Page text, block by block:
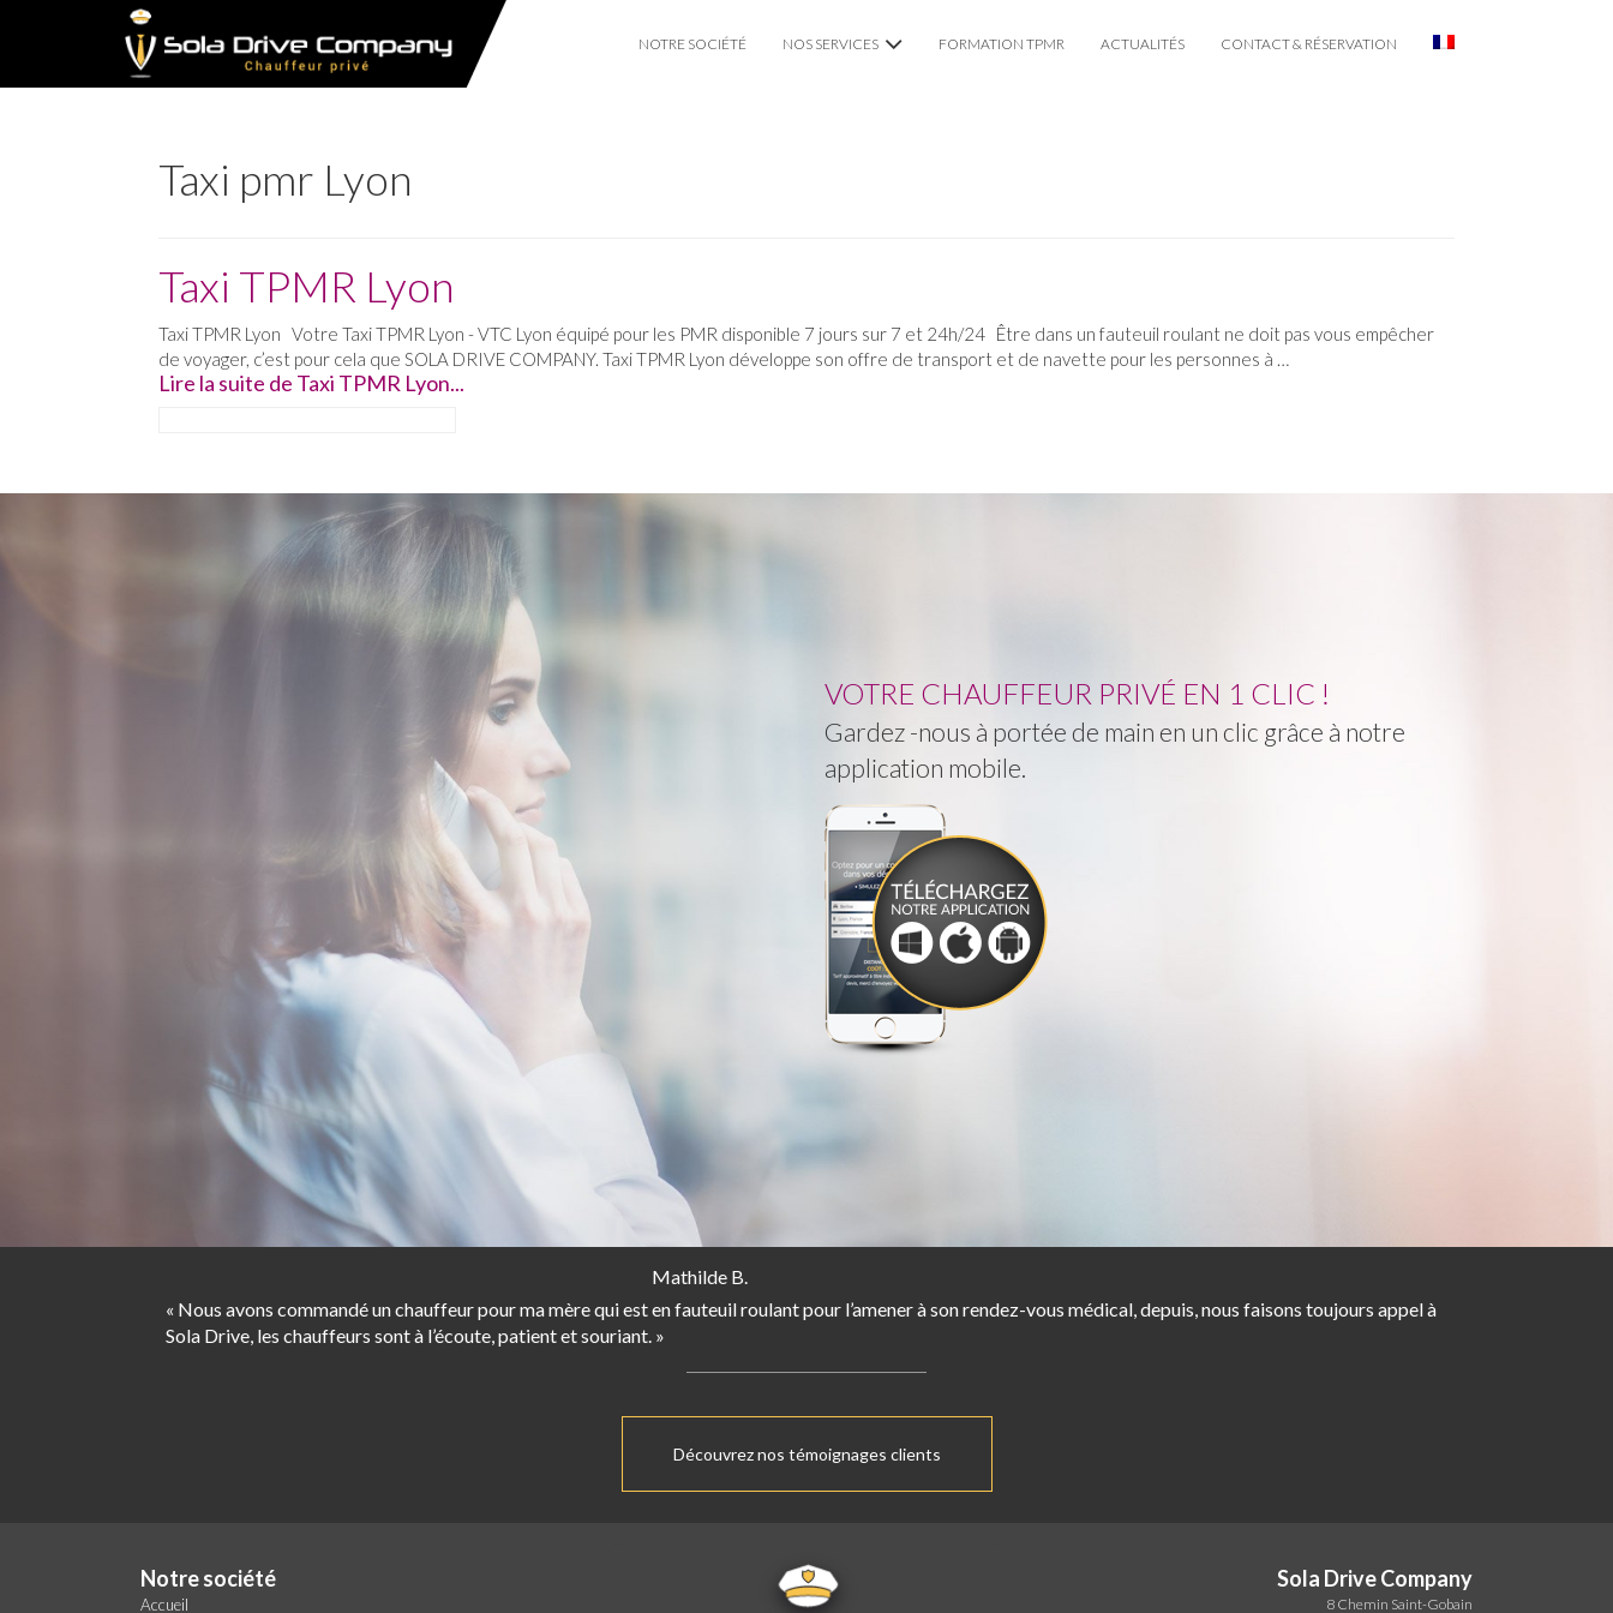
NOTRE SOCIÉTÉ NOS SERVICES FORMATION TPMR ACTUALITÉS CONTACT & RÉSERVATION
Taxi pmr Lyon
Taxi TPMR Lyon
Taxi TPMR Lyon Votre Taxi TPMR Lyon - VTC Lyon équipé pour les PMR disponible 7 jours sur 7 et 24h/24 Être dans un fauteuil roulant ne doit pas vous empêcher
de voyager, c’est pour cela que SOLA DRIVE COMPANY. Taxi TPMR Lyon développe son offre de transport et de navette pour les personnes à …
Lire la suite de Taxi TPMR Lyon...
VOTRE CHAUFFEUR PRIVÉ EN 1 CLIC !
Gardez -nous à portée de main en un clic grâce à notre
application mobile.
Mathilde B.
« Nous avons commandé un chauffeur pour ma mère qui est en fauteuil roulant pour l’amener à son rendez-vous médical, depuis, nous faisons toujours appel à
Sola Drive, les chauffeurs sont à l’écoute, patient et souriant. »
Découvrez nos témoignages clients
Notre société
Accueil
Sola Drive Company
8 Chemin Saint-Gobain